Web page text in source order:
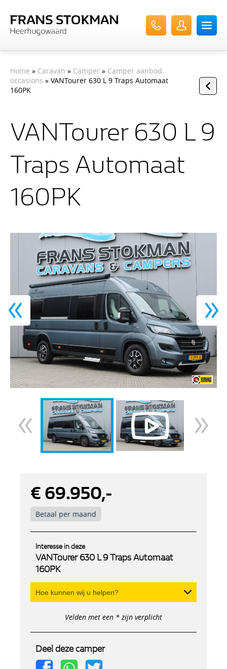
Home » Caravan » Camper » Camper aanbod
occasions » VANTourer 630 L 9 Traps Automaat
160PK
VANTourer 630 L 9
Traps Automaat
160PK
€ 69.950,-
Betaal per maand
Interesse in deze
VANTourer 630 L 9 Traps Automaat
160PK
Hoe kunnen wij u helpen?
Velden met een * zijn verplicht
Deel deze camper